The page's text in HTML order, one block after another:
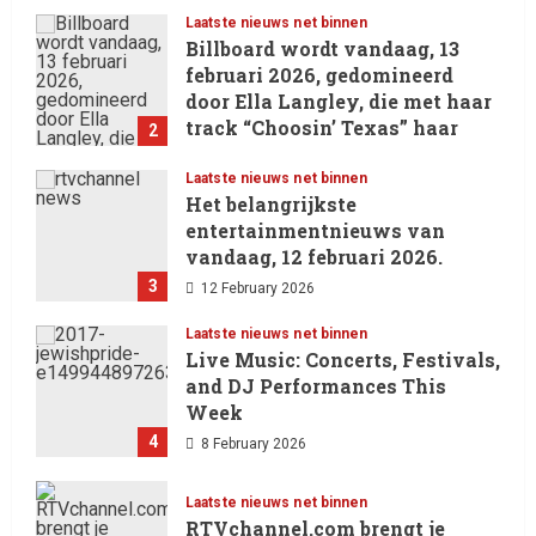
2
Laatste nieuws net binnen
Billboard wordt vandaag, 13
februari 2026, gedomineerd
door Ella Langley, die met haar
track “Choosin’ Texas” haar
Hot 100 heeft behaald.
13 February 2026
3
Laatste nieuws net binnen
Het belangrijkste
entertainmentnieuws van
vandaag, 12 februari 2026.
12 February 2026
4
Laatste nieuws net binnen
Live Music: Concerts, Festivals,
and DJ Performances This
Week
8 February 2026
Laatste nieuws net binnen
RTVchannel.com brengt je